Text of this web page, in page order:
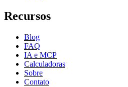
Recursos
Blog
FAQ
IA e MCP
Calculadoras
Sobre
Contato